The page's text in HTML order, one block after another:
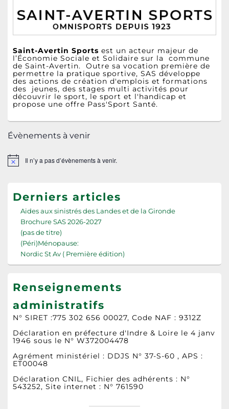
Saint-Avertin Sports est un acteur majeur de
l’Économie Sociale et Solidaire sur la commune
de Saint-Avertin. Outre sa vocation première de
permettre la pratique sportive, SAS développe
des actions de création d'emplois et formations
des jeunes, des stages multi activités pour
découvrir le sport, le sport et l'handicap et
propose une offre Pass'Sport Santé.
Évènements à venir
Notice Il n’y a pas d’évènements à venir.
Derniers articles
Aides aux sinistrés des Landes et de la Gironde
Brochure SAS 2026-2027
(pas de titre)
(Péri)Ménopause:
Nordic St Av ( Première édition)
Renseignements
administratifs
N° SIRET :775 302 656 00027, Code NAF : 9312Z
Déclaration en préfecture d'Indre & Loire le 4 janv
1946 sous le N° W372004478
Agrément ministériel : DDJS N° 37-S-60 , APS :
ET00048
Déclaration CNIL, Fichier des adhérents : N°
543252, Site internet : N° 761590